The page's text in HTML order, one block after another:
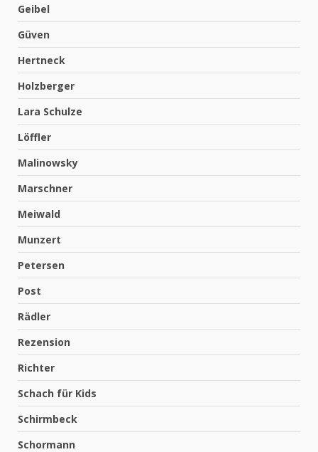
Geibel
Güven
Hertneck
Holzberger
Lara Schulze
Löffler
Malinowsky
Marschner
Meiwald
Munzert
Petersen
Post
Rädler
Rezension
Richter
Schach für Kids
Schirmbeck
Schormann